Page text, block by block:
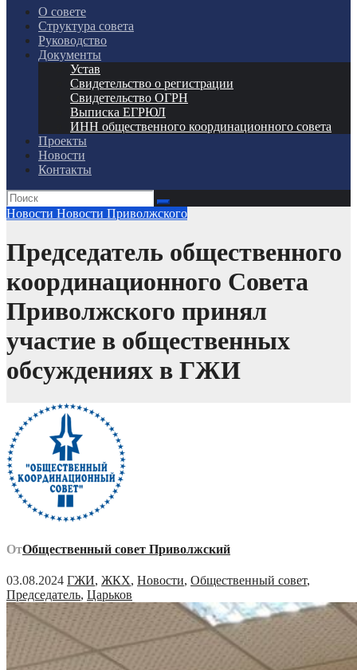
О совете
Структура совета
Руководство
Документы
Устав
Свидетельство о регистрации
Свидетельство ОГРН
Выписка ЕГРЮЛ
ИНН общественного координационного совета
Проекты
Новости
Контакты
Новости Новости Приволжского
Председатель общественного
координационного Совета
Приволжского принял
участие в общественных
обсуждениях в ГЖИ
ОтОбщественный совет Приволжский
03.08.2024 ГЖИ, ЖКХ, Новости, Общественный совет,
Председатель, Царьков